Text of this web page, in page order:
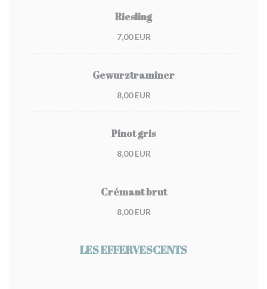
Riesling
7,00 EUR
Gewurztraminer
8,00 EUR
Pinot gris
8,00 EUR
Crémant brut
8,00 EUR
LES EFFERVESCENTS